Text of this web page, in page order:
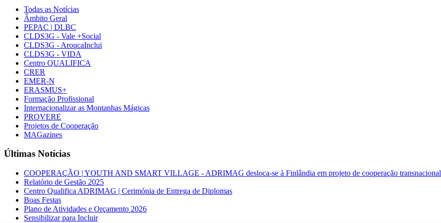
Todas as Notícias
Âmbito Geral
PEPAC | DLBC
CLDS3G - Vale +Social
CLDS3G - AroucaInclui
CLDS3G - VIDA
Centro QUALIFICA
CRER
EMER-N
ERASMUS+
Formação Profissional
Internacionalizar as Montanhas Mágicas
PROVERE
Projetos de Cooperação
MAGazines
Últimas Notícias
COOPERAÇÃO | YOUTH AND SMART VILLAGE - ADRIMAG desloca-se à Finlândia em projeto de cooperação transnacional
Relatório de Gestão 2025
Centro Qualifica ADRIMAG | Cerimónia de Entrega de Diplomas
Boas Festas
Plano de Atividades e Orçamento 2026
Sensibilizar para Incluir